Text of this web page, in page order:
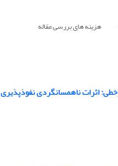
هزینه های بررسی مقاله
اثرات ناهمسانگردی نفوذپذیری